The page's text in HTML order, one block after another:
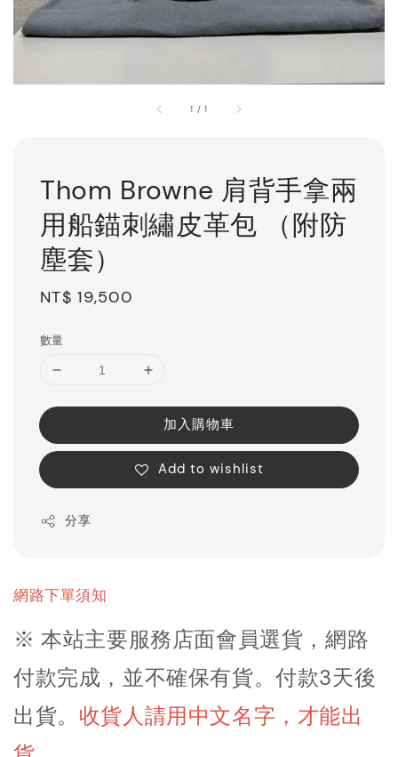
1 /1
Thom Browne 肩背手拿兩
用船錨刺繡皮革包 （附防
塵套）
Regular
NT$ 19,500
數量
加入購物車
Add to wishlist
分享
網路下單須知
※ 本站主要服務店面會員選貨，網路
付款完成，並不確保有貨。付款3天後
出貨。 收貨人請用中文名字，才能出